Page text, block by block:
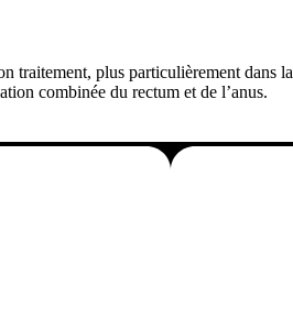
traitement, plus particulièrement dans la
combinée du rectum et de l’anus.